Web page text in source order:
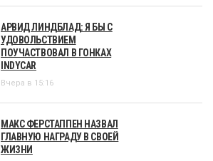
АРВИД ЛИНДБЛАД: Я БЫ С
УДОВОЛЬСТВИЕМ
ПОУЧАСТВОВАЛ В ГОНКАХ
INDYCAR
Вчера в 15:16
МАКС ФЕРСТАППЕН НАЗВАЛ
ГЛАВНУЮ НАГРАДУ В СВОЕЙ
ЖИЗНИ